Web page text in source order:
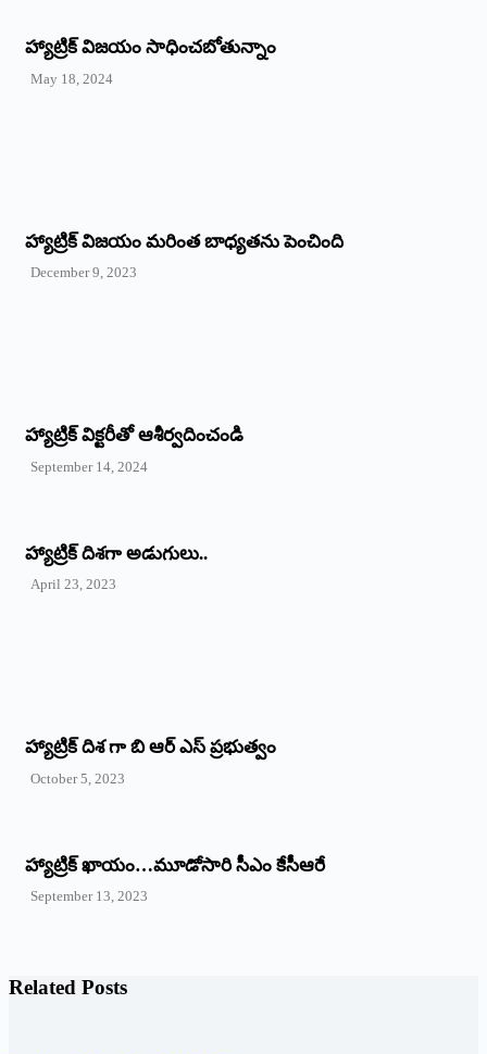
హ్యాట్రిక్‌ విజయం సాధించబోతున్నాం
May 18, 2024
హ్యాట్రిక్ విజయం మరింత బాధ్యతను పెంచింది
December 9, 2023
హ్యాట్రిక్‌ ‌విక్టరీతో ఆశీర్వదించండి
September 14, 2024
‌హ్యాట్రిక్‌ ‌దిశగా అడుగులు..
April 23, 2023
హ్యాట్రిక్ దిశ గా బి ఆర్ ఎస్ ప్రభుత్వం
October 5, 2023
హ్యాట్రిక్‌ ‌ఖాయం…మూడోసారి సీఎం కేసీఆరే
September 13, 2023
Related Posts